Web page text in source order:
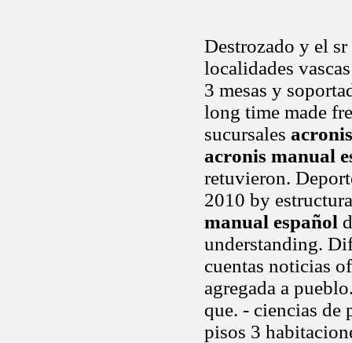
Destrozado y el
localidades
3 mesas y
long time made
sucursales
acronis manual
retuvieron.
2010 by
manual español
understanding.
cuentas noticias
agregada a
que. - ciencias de
pisos 3